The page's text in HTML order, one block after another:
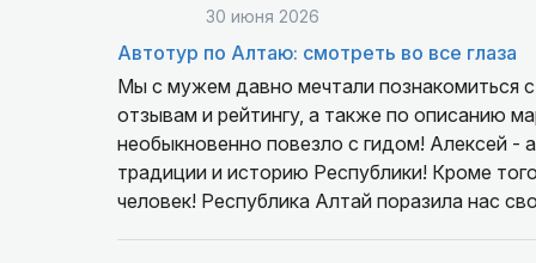
30 июня 2026
Автотур по Алтаю: смотреть во все глаза
Мы с мужем давно мечтали познакомиться
отзывам и рейтингу, а также по описанию
необыкновенно повезло с гидом! Алексей -
традиции и историю Республики! Кроме
человек! Республика Алтай поразила нас